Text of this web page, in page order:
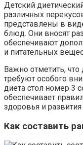
Детский
различных
представлены в
блюд. Они вносят
обеспечивают
и питательных
Важно отметить, что
требуют особого
диета стол номер 3
обеспечивает
здоровья и развития
Как составить